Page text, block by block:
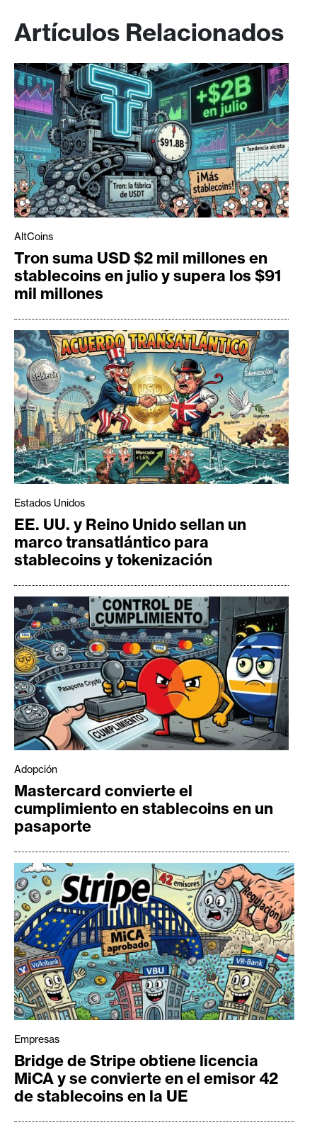
Artículos Relacionados
AltCoins
Tron suma USD $2 mil millones en
stablecoins en julio y supera los $91
mil millones
Estados Unidos
EE. UU. y Reino Unido sellan un
marco transatlántico para
stablecoins y tokenización
Adopción
Mastercard convierte el
cumplimiento en stablecoins en un
pasaporte
Empresas
Bridge de Stripe obtiene licencia
MiCA y se convierte en el emisor 42
de stablecoins en la UE